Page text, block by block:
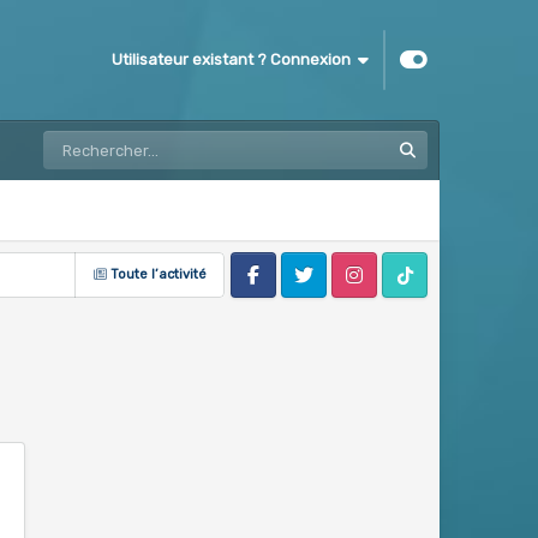
Utilisateur existant ? Connexion
Toute l’activité
FacebookTwitter InstagramTik Tok